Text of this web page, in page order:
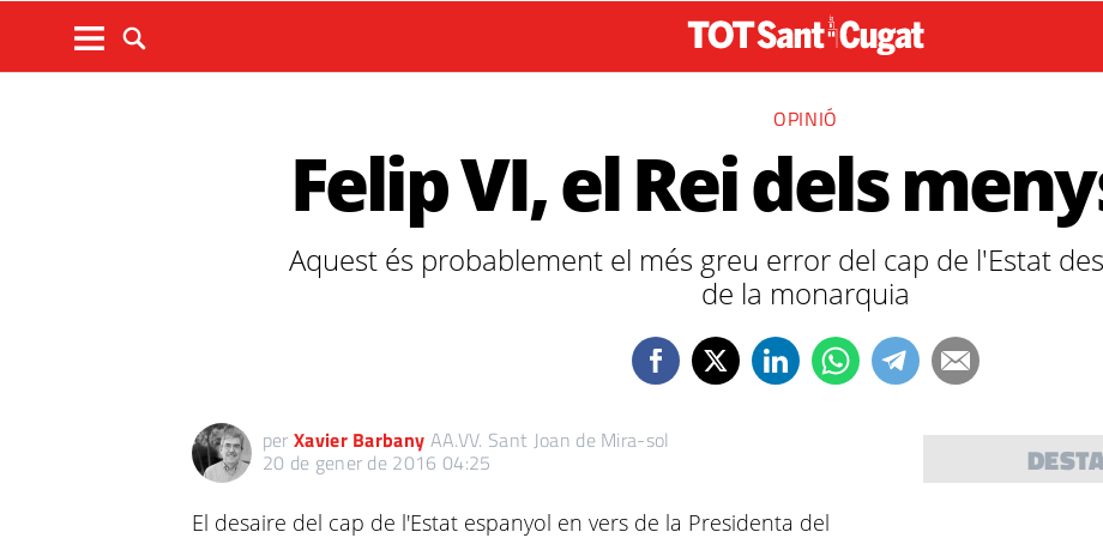
OPINIÓ
Felip VI, el Rei dels
Aquest és probablement el més greu error del cap de l'Estat
de la monarquia
per Xavier Barbany AA.VV. Sant Joan de Mira-sol
20 de gener de 2016 04:25
El desaire del cap de l'Estat espanyol en vers de la Presidenta del